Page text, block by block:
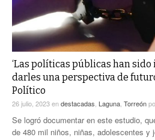
TRAYECTO LAGUNA
A MEDIA MAÑANA
A TODA LEY
ENTRE LAGUNEROS
TWEETS AND BEATS
LA MEJOR 97.1 ESTÉREO GALLITO
ACTUALIDADES GREM
‘Las políticas públicas han
darles una perspectiva de
Político
26 julio, 2023endestacadas Laguna Torreón
Se logró documentar en este estudio,
de 480 mil niños, niñas, adolescentes y